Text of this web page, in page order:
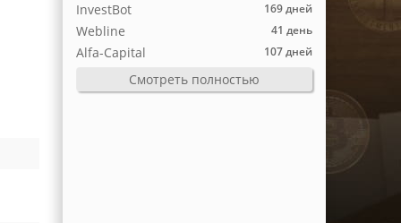
169 дней
InvestBot
41 день
Webline
107 дней
Alfa-Capital
Смотреть полностью